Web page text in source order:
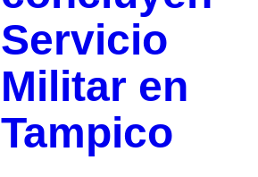
Servicio
Militar en
Tampico